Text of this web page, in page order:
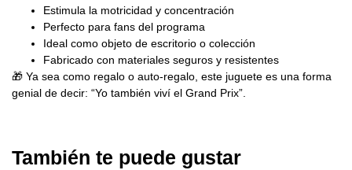
Estimula la motricidad y concentración
Perfecto para fans del programa
Ideal como objeto de escritorio o colección
Fabricado con materiales seguros y resistentes
🎁 Ya sea como regalo o auto-regalo, este juguete es una forma
genial de decir: “Yo también viví el Grand Prix”.
También te puede gustar